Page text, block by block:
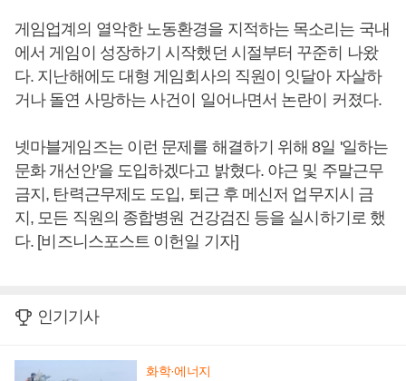
게임업계의 열악한 노동환경을 지적하는 목소리는 국내
에서 게임이 성장하기 시작했던 시절부터 꾸준히 나왔
다. 지난해에도 대형 게임회사의 직원이 잇달아 자살하
거나 돌연 사망하는 사건이 일어나면서 논란이 커졌다.
넷마블게임즈는 이런 문제를 해결하기 위해 8일 '일하는
문화 개선안'을 도입하겠다고 밝혔다. 야근 및 주말근무
금지, 탄력근무제도 도입, 퇴근 후 메신저 업무지시 금
지, 모든 직원의 종합병원 건강검진 등을 실시하기로 했
다. [비즈니스포스트 이헌일 기자]
인기기사
화학·에너지